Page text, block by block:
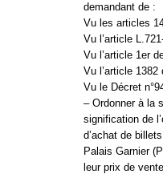
demandant de :
Vu les articles
Vu l’article
Vu l’article 1er
Vu l’article
Vu le Décret
– Ordonner à la
signification de
d’achat de
Palais Garnier
leur prix de